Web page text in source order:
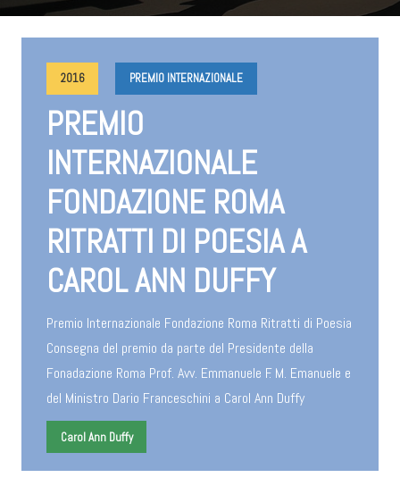
2016 PREMIO INTERNAZIONALE
PREMIO
INTERNAZIONALE
FONDAZIONE ROMA
RITRATTI DI POESIA A
CAROL ANN DUFFY
Premio Internazionale Fondazione Roma Ritratti di Poesia
Consegna del premio da parte del Presidente della
Fonadazione Roma Prof. Avv. Emmanuele F. M. Emanuele e
del Ministro Dario Franceschini a Carol Ann Duffy
Carol Ann Duffy